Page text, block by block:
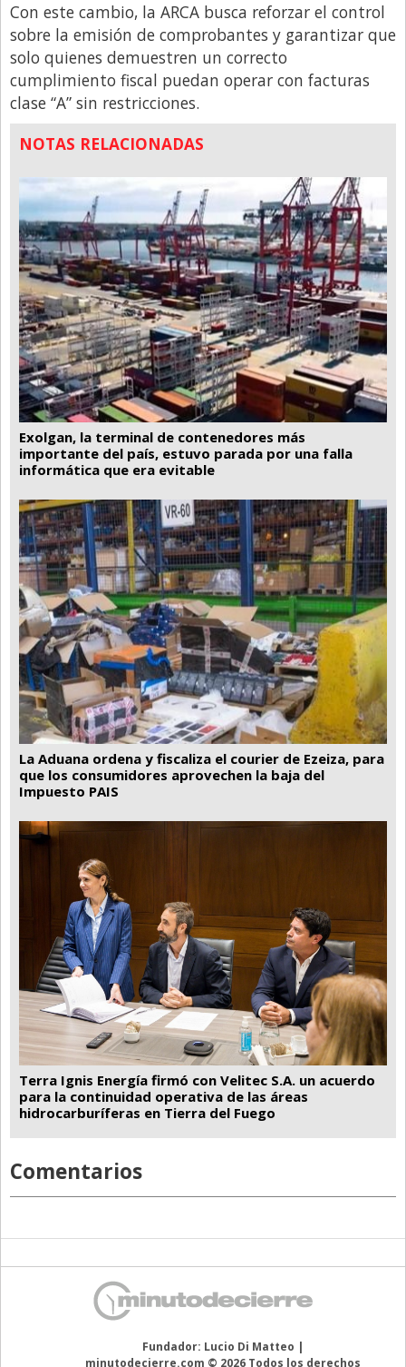
Con este cambio, la ARCA busca reforzar el control
sobre la emisión de comprobantes y garantizar que
solo quienes demuestren un correcto
cumplimiento fiscal puedan operar con facturas
clase “A” sin restricciones.
NOTAS RELACIONADAS
Exolgan, la terminal de contenedores más
importante del país, estuvo parada por una falla
informática que era evitable
La Aduana ordena y fiscaliza el courier de Ezeiza, para
que los consumidores aprovechen la baja del
Impuesto PAIS
Terra Ignis Energía firmó con Velitec S.A. un acuerdo
para la continuidad operativa de las áreas
hidrocarburíferas en Tierra del Fuego
Comentarios
Fundador: Lucio Di Matteo |
minutodecierre.com © 2026 Todos los derechos